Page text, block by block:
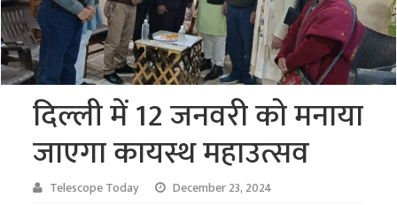
दिल्ली में 12 जनवरी को मनाया
जाएगा कायस्थ महाउत्सव
Telescope Today December 23, 2024